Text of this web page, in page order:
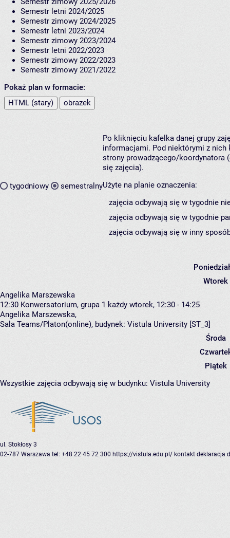
Semestr letni 2024/2025
Semestr zimowy 2024/2025
Semestr letni 2023/2024
Semestr zimowy 2023/2024
Semestr letni 2022/2023
Semestr zimowy 2022/2023
Semestr zimowy 2021/2022
Pokaż plan w formacie:
HTML (stary)
obrazek
tygodniowy semestralny
Po kliknięciu kafelka danej grupy
informacjami. Pod niektórymi z nich
strony prowadzącego/koordynatora
się zajęcia).
Użyte na planie oznaczenia:
zajęcia odbywają się w tygodnie
zajęcia odbywają się w tygodnie
zajęcia odbywają się w inny
Wtorek
Angelika Marszewska
12:30 Konwersatorium, grupa 1 każdy wtorek, 12:30 - 14:25
Angelika Marszewska,
Sala Teams/Platon(online), budynek: Vistula University [ST_3]
Środa
Piątek
Wszystkie zajęcia odbywają się w budynku: Vistula University
ul. Stokłosy 3
02-787 Warszawa tel: +48 22 45 72 300 https://vistula.edu.pl/ kontakt deklaracja